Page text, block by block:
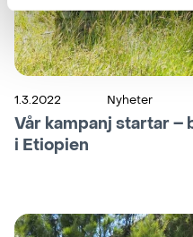
1.3.2022 Nyheter
Vår kampanj startar
i Etiopien